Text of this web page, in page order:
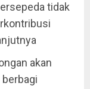
tidak
akan